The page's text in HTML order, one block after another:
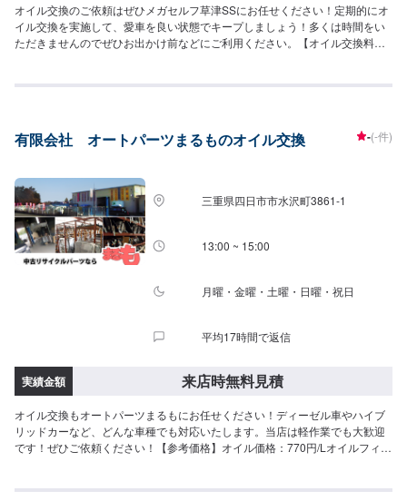
オイル交換のご依頼はぜひメガセルフ草津SSにお任せください！定期的にオ
イル交換を実施して、愛車を良い状態でキープしましょう！多くは時間をい
ただきませんのでぜひお出かけ前などにご利用ください。【オイル交換料
ン車用：プレミアム>・5W-40▶︎3,630円／L（輸入車・スポーツ車対応）・
30▶︎1,760円（幅広い車種に対応）・10W-30▶︎1,540円（幅広い車種に対
金----------->>オイルフィルター2,750円〜／台>>２サイクルオイル1,650円〜
／台
有限会社 オートパーツまるものオイル交換 -(-件)
三重県四日市市水沢町3861-1
13:00 ~ 15:00
月曜・金曜・土曜・日曜・祝日
平均17時間で返信
実績金額 来店時無料見積
オイル交換もオートパーツまるもにお任せください！ディーゼル車やハイブ
リッドカーなど、どんな車種でも対応いたします。当店は軽作業でも大歓迎
です！ぜひご依頼ください！【参考価格】オイル価格：770円/Lオイルフィル